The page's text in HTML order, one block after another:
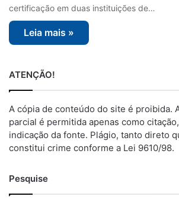
certificação em duas instituições de…
Leia mais »
ATENÇÃO!
A cópia de conteúdo do site é proibida.
parcial é permitida apenas como
indicação da fonte. Plágio, tanto direto
constitui crime conforme a Lei 9610/98.
Pesquise